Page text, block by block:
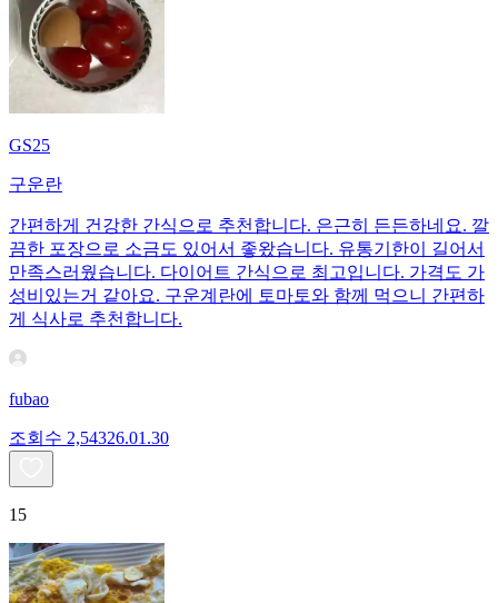
GS25
구운란
간편하게 건강한 간식으로 추천합니다. 은근히 든든하네요. 깔
끔한 포장으로 소금도 있어서 좋왔습니다. 유통기한이 길어서
만족스러웠습니다. 다이어트 간식으로 최고입니다. 가격도 가
성비있는거 같아요. 구운계란에 토마토와 함께 먹으니 간편하
게 식사로 추천합니다.
fubao
조회수 2,54326.01.30
15